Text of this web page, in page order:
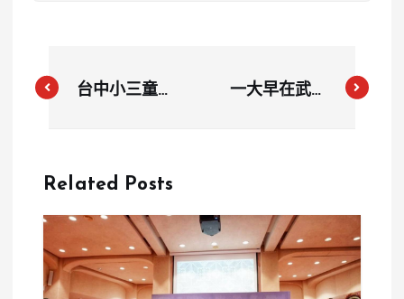
台中小三童精
關黑屋、拍攝
一大早在武嶺
笑翻
Related Posts